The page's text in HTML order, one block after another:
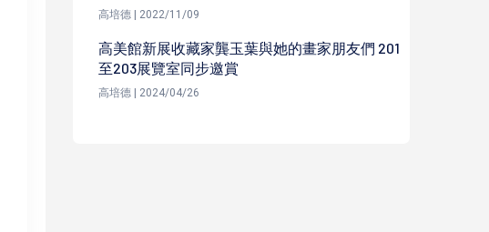
高培德 | 2022/11/09
高美館新展收藏家龔玉葉與她的畫家朋友們 201
至203展覽室同步邀賞
高培德 | 2024/04/26